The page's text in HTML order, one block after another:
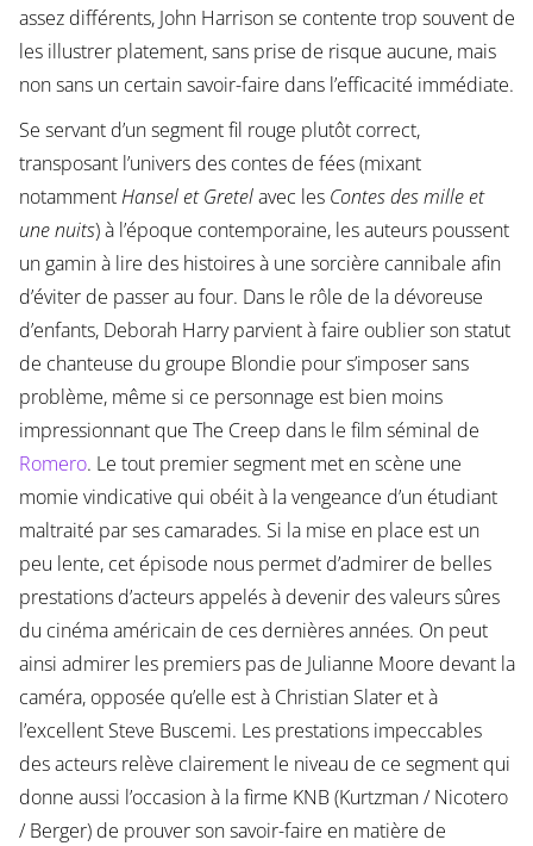
assez différents, John Harrison se contente trop souvent de
les illustrer platement, sans prise de risque aucune, mais
non sans un certain savoir-faire dans l’efficacité immédiate.
Se servant d’un segment fil rouge plutôt correct,
transposant l’univers des contes de fées (mixant
notammentHansel et Gretelavec les Contes des mille et
une nuits) à l’époque contemporaine, les auteurs poussent
un gamin à lire des histoires à une sorcière cannibale afin
d’éviter de passer au four. Dans le rôle de la dévoreuse
d’enfants, Deborah Harry parvient à faire oublier son statut
de chanteuse du groupe Blondie pour s’imposer sans
problème, même si ce personnage est bien moins
impressionnant que The Creep dans le film séminal de
Romero. Le tout premier segment met en scène une
momie vindicative qui obéit à la vengeance d’un étudiant
maltraité par ses camarades. Si la mise en place est un
peu lente, cet épisode nous permet d’admirer de belles
prestations d’acteurs appelés à devenir des valeurs sûres
du cinéma américain de ces dernières années. On peut
ainsi admirer les premiers pas de Julianne Moore devant la
caméra, opposée qu’elle est à Christian Slater et à
l’excellent Steve Buscemi. Les prestations impeccables
des acteurs relève clairement le niveau de ce segment qui
donne aussi l’occasion à la firme KNB (Kurtzman / Nicotero
/ Berger) de prouver son savoir-faire en matière de